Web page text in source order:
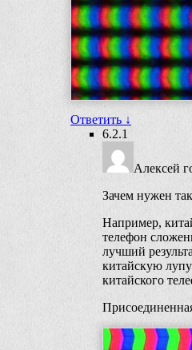
Ответить ↓
6.2.1
Алексей
Зачем нужен
Например,
телефон
лучший
китайскую
китайского